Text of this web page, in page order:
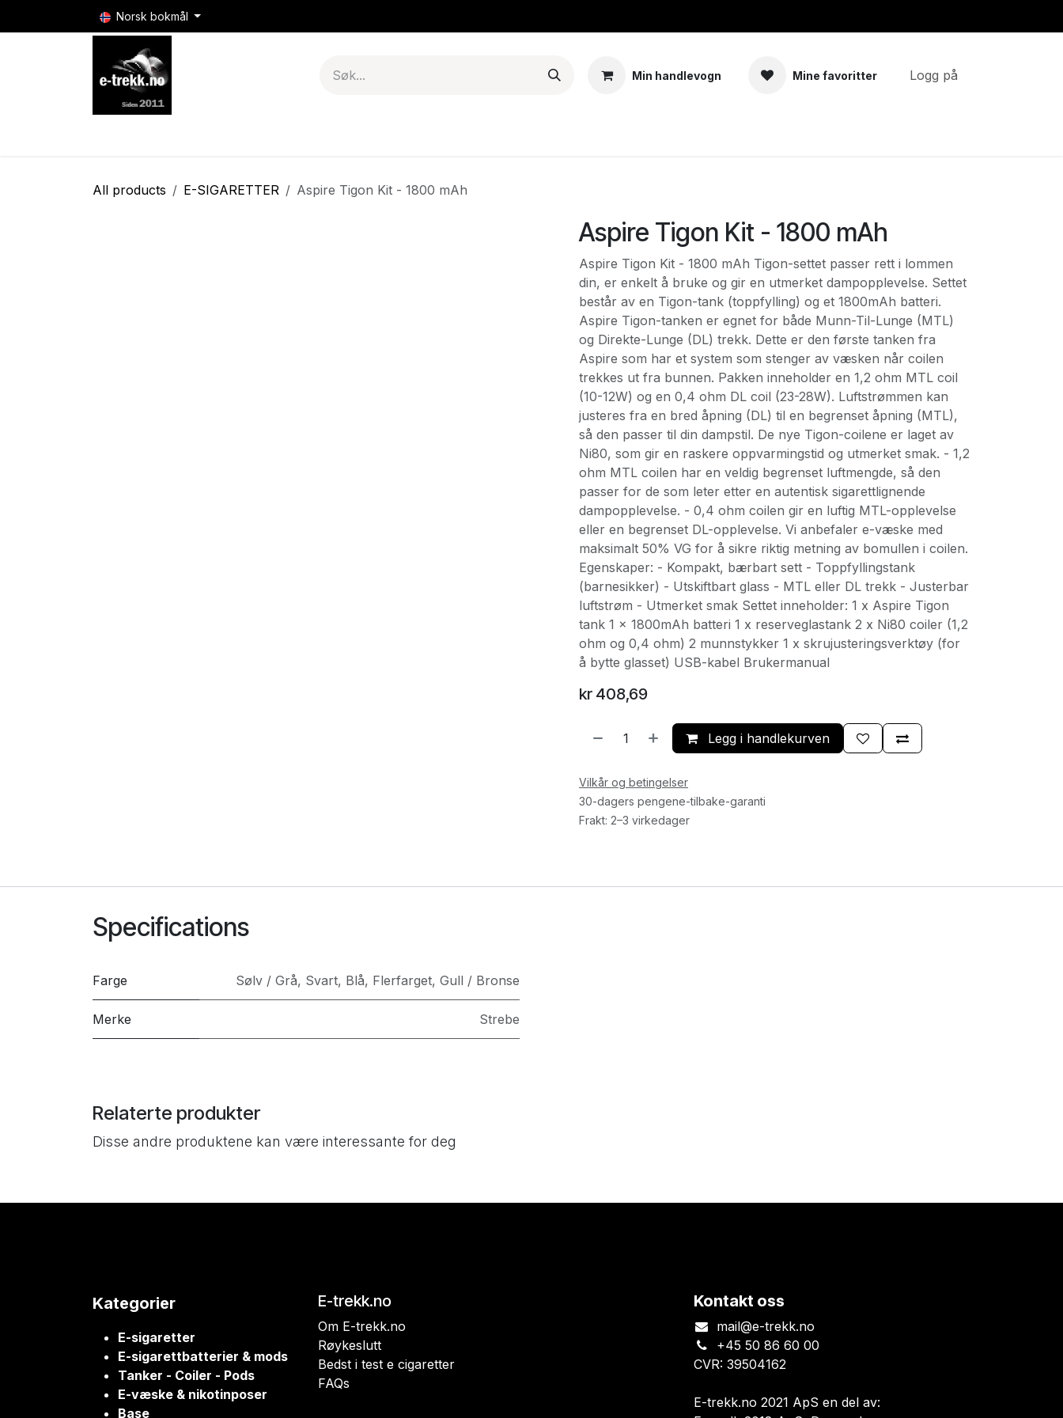
Norsk bokmål
Min handlevogn Mine favoritter Logg på
All products E-SIGARETTER Aspire Tigon Kit - 1800 mAh
Aspire Tigon Kit - 1800 mAh
Aspire Tigon Kit - 1800 mAh Tigon-settet passer rett i lommen
din, er enkelt å bruke og gir en utmerket dampopplevelse. Settet
består av en Tigon-tank (toppfylling) og et 1800mAh batteri.
Aspire Tigon-tanken er egnet for både Munn-Til-Lunge (MTL)
og Direkte-Lunge (DL) trekk. Dette er den første tanken fra
Aspire som har et system som stenger av væsken når coilen
trekkes ut fra bunnen. Pakken inneholder en 1,2 ohm MTL coil
(10-12W) og en 0,4 ohm DL coil (23-28W). Luftstrømmen kan
justeres fra en bred åpning (DL) til en begrenset åpning (MTL),
så den passer til din dampstil. De nye Tigon-coilene er laget av
Ni80, som gir en raskere oppvarmingstid og utmerket smak. - 1,2
ohm MTL coilen har en veldig begrenset luftmengde, så den
passer for de som leter etter en autentisk sigarettlignende
dampopplevelse. - 0,4 ohm coilen gir en luftig MTL-opplevelse
eller en begrenset DL-opplevelse. Vi anbefaler e-væske med
maksimalt 50% VG for å sikre riktig metning av bomullen i coilen.
Egenskaper: - Kompakt, bærbart sett - Toppfyllingstank
(barnesikker) - Utskiftbart glass - MTL eller DL trekk - Justerbar
luftstrøm - Utmerket smak Settet inneholder: 1 x Aspire Tigon
tank 1 x 1800mAh batteri 1 x reserveglastank 2 x Ni80 coiler (1,2
ohm og 0,4 ohm) 2 munnstykker 1 x skrujusteringsverktøy (for
å bytte glasset) USB-kabel Brukermanual
kr 408,69
Legg i handlekurven
Vilkår og betingelser
30-dagers pengene-tilbake-garanti
Frakt: 2–3 virkedager
Specifications
Farge Sølv / Grå, Svart, Blå, Flerfarget, Gull / Bronse
Merke Strebe
Relaterte produkter
Disse andre produktene kan være interessante for deg
Kategorier
E-sigaretter
E-sigarettbatterier & mods
Tanker - Coiler - Pods
E-væske & nikotinposer
Base
E-trekk.no
Om E-trekk.no
Røykeslutt
Bedst i test e cigaretter
FAQs
Kontakt oss
mail@e-trekk.no
+45 50 86 60 00
CVR: 39504162
E-trekk.no 2021 ApS en del av: